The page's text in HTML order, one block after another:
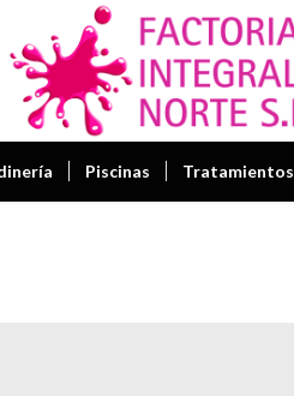
Piscinas Tratamientos